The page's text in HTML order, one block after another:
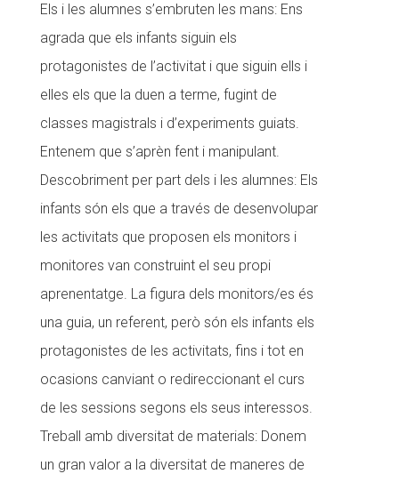
Els i les alumnes s’embruten les mans: Ens
agrada que els infants siguin els
protagonistes de l’activitat i que siguin ells i
elles els que la duen a terme, fugint de
classes magistrals i d’experiments guiats.
Entenem que s’aprèn fent i manipulant.
Descobriment per part dels i les alumnes: Els
infants són els que a través de desenvolupar
les activitats que proposen els monitors i
monitores van construint el seu propi
aprenentatge. La figura dels monitors/es és
una guia, un referent, però són els infants els
protagonistes de les activitats, fins i tot en
ocasions canviant o redireccionant el curs
de les sessions segons els seus interessos.
Treball amb diversitat de materials: Donem
un gran valor a la diversitat de maneres de